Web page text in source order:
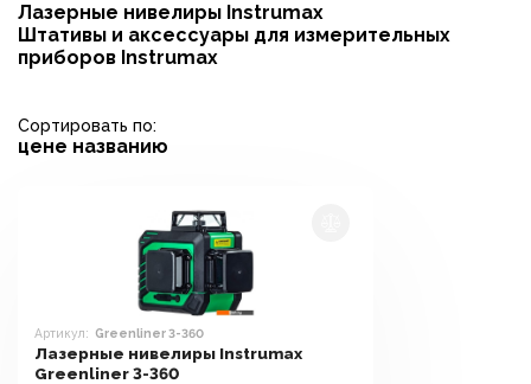
Лазерные нивелиры Instrumax
Штативы и аксессуары для измерительных
приборов Instrumax
Сортировать по:
цене названию
Артикул: Greenliner 3-360
Лазерные нивелиры Instrumax
Greenliner 3-360